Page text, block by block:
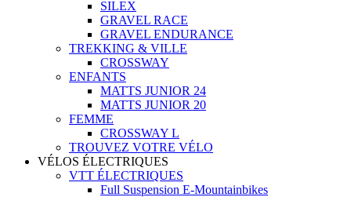
SILEX
GRAVEL RACE
GRAVEL ENDURANCE
TREKKING & VILLE
CROSSWAY
ENFANTS
MATTS JUNIOR 24
MATTS JUNIOR 20
FEMME
CROSSWAY L
TROUVEZ VOTRE VÉLO
VÉLOS ÉLECTRIQUES
VTT ÉLECTRIQUES
Full Suspension E-Mountainbikes